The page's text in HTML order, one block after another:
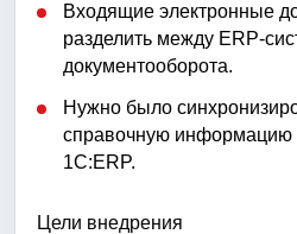
Входящие электронные
разделить между ERP-
документооборота.
Нужно было
справочную информацию
1С:ERP.
Цели внедрения